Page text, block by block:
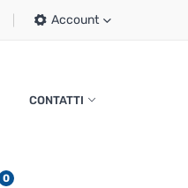
Account
CONTATTI
0